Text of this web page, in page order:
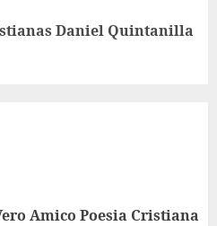
Daniel Quintanilla
Amico Poesia Cristiana